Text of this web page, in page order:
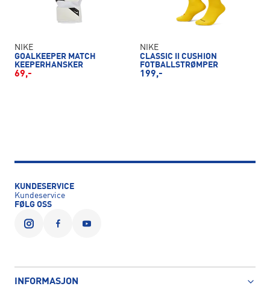
NIKE
GOALKEEPER MATCH
KEEPERHANSKER
69,-
NIKE
CLASSIC II CUSHION
FOTBALLSTRØMPER
199,-
KUNDESERVICE
Kundeservice
FØLG OSS
INFORMASJON